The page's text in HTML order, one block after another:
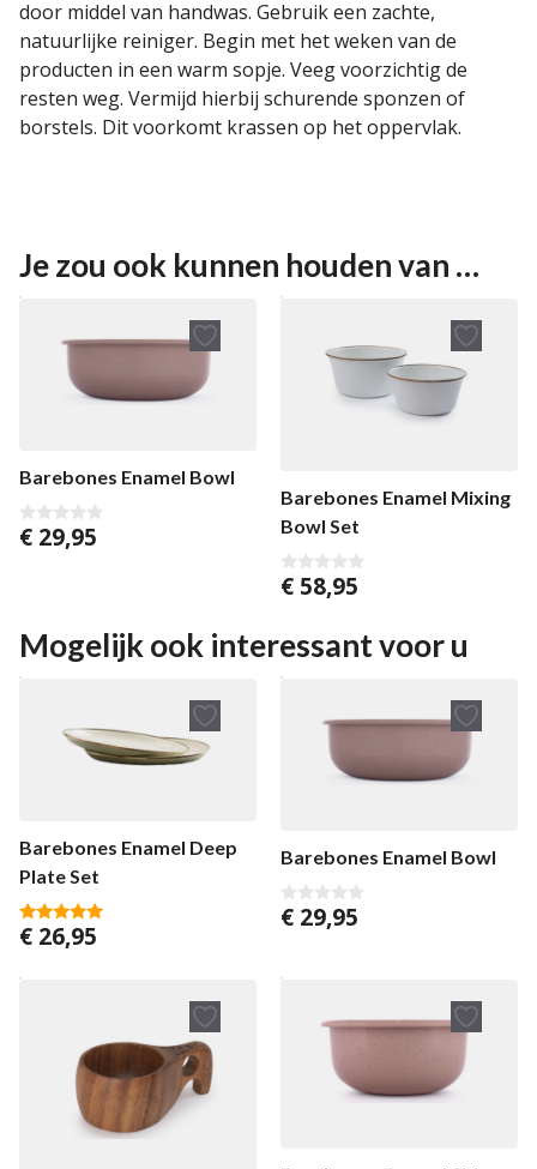
door middel van handwas. Gebruik een zachte,
natuurlijke reiniger. Begin met het weken van de
producten in een warm sopje. Veeg voorzichtig de
resten weg. Vermijd hierbij schurende sponzen of
borstels. Dit voorkomt krassen op het oppervlak.
Je zou ook kunnen houden van …
Barebones Enamel Bowl
0
€ 29,95
Barebones Enamel Mixing
Bowl Set
0
5
€ 58,95
Mogelijk ook interessant voor u
Barebones Enamel Deep
Plate Set
5.00
van 5
€ 26,95
Barebones Enamel Bowl
0
v
5
€ 29,95